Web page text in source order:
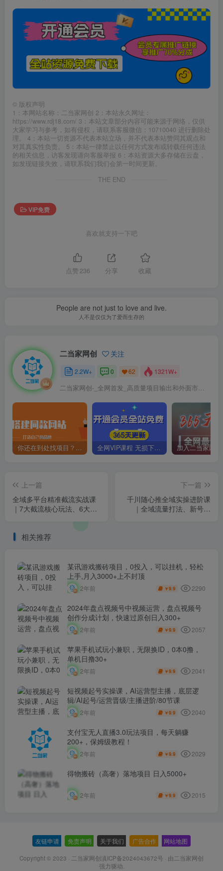
© 版权声明
1：本网站名称：二当家网创 2：本站永久网址：
https://www.rdj18.com/ 3：本站文章部分内容可能来源于网络，仅供
大家学习与参考，如有侵权，请联系客服微信：10710040 进行删除处
理。 4：本站一切资源不代表本站立场，并不代表本站赞同其观点和
对其真实性负责。 5：本站一律禁止以任何方式发布或转载任何违法
的相关信息，访客发现请向客服举报 6：本站资源大多存储在云盘，
如发现链接失效，请联系我们我们会第一时间更新。
THE END
VIP免费
喜欢就支持一下吧
点赞 236 分享 收藏
People are not just to love and live.
人不是仅仅为了爱而生存的
二当家网创 关注
2.2W+ 0 62 1321W+
二当家网创-_全网首发_高质量项目输出和外面市场高价课程一模一样
你还在到处找项目？还在当韭菜？我靠卖项目一个月收入5万+，曾经我也是个失败者。 全网VIP课程 无损下载~
上一篇
全域多平台精准截流实战课
｜7大截流核心玩法、6大平
环教程
下一篇
千川随心推全域实操进阶课
｜全域流量打法、新号起
相关推荐
某讯游戏搬砖项目，0投入，可以挂机，轻松
上手,月入3000+上不封顶
2年前 ￥9.9 2290
2024年盘点视频号中视频运营，盘点视频号
创作分成计划，快速过原创日入300+
2年前 ￥9.9 2057
苹果手机试玩小兼职，无限换ID，0本0撸，
单机日撸30+
2年前 ￥9.9 2041
短视频起号实操课，AI运营型主播，底层逻
辑/AI起号/运营晋级/主播进阶/80节课
2年前 ￥9.9 2040
支付宝无人直播3.0玩法项目，每天躺赚
200+，保姆级教程！
2年前 ￥9.9 2029
得物搬砖（高奢）落地项目 日入5000+
2年前 ￥9.9 2015
友链申请 免责声明 关于我们 广告合作 网站地图
Copyright © 2023 · 二当家网创滇ICP备2024043672号 · 由二当家网创
强力驱动.